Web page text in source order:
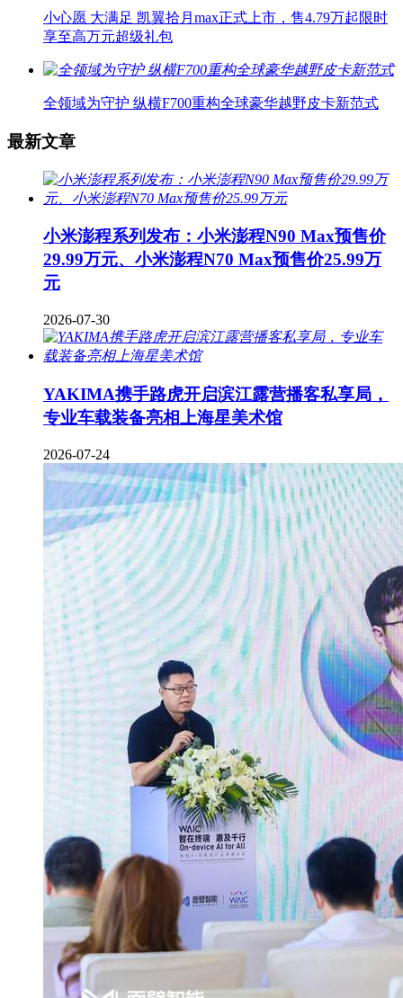
小心愿 大满足 凯翼拾月max正式上市，售4.79万起限时
享至高万元超级礼包
全领域为守护 纵横F700重构全球豪华越野皮卡新范式
最新文章
小米澎程系列发布：小米澎程N90 Max预售价
29.99万元、小米澎程N70 Max预售价25.99万
元
2026-07-30
YAKIMA携手路虎开启滨江露营播客私享局，
专业车载装备亮相上海星美术馆
2026-07-24